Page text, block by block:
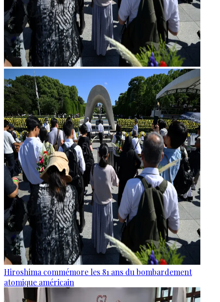
Hiroshima commémore les 81 ans du bombardement
atomique américain